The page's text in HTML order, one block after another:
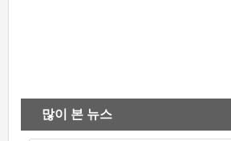
많이 본 뉴스